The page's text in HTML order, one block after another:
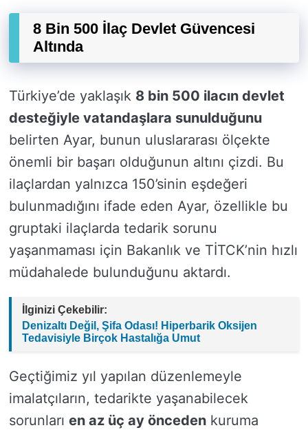
8 Bin 500 İlaç Devlet Güvencesi
Altında
Türkiye’de yaklaşık 8 bin 500 ilacın devlet
desteğiyle vatandaşlara sunulduğunu
belirten Ayar, bunun uluslararası ölçekte
önemli bir başarı olduğunun altını çizdi. Bu
ilaçlardan yalnızca 150’sinin eşdeğeri
bulunmadığını ifade eden Ayar, özellikle bu
gruptaki ilaçlarda tedarik sorunu
yaşanmaması için Bakanlık ve TİTCK’nin hızlı
müdahalede bulunduğunu aktardı.
İlginizi Çekebilir:
Denizaltı Değil, Şifa Odası! Hiperbarik Oksijen
Tedavisiyle Birçok Hastalığa Umut
Geçtiğimiz yıl yapılan düzenlemeyle
imalatçıların, tedarikte yaşanabilecek
sorunları en az üç ay önceden kuruma